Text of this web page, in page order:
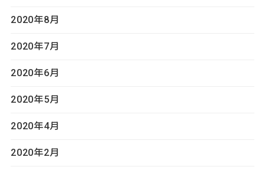
2020年8月
2020年7月
2020年6月
2020年5月
2020年4月
2020年2月